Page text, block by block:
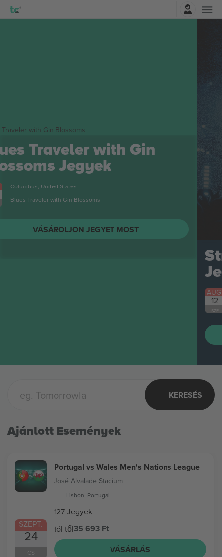
KERESÉS
Ajánlott Események
SZEPT.
24
CS
Portugal vs Wales Men's Nations League
José Alvalade Stadium
Lisbon, Portugal
127 Jegyek
tól től35 693 Ft
VÁSÁRLÁS